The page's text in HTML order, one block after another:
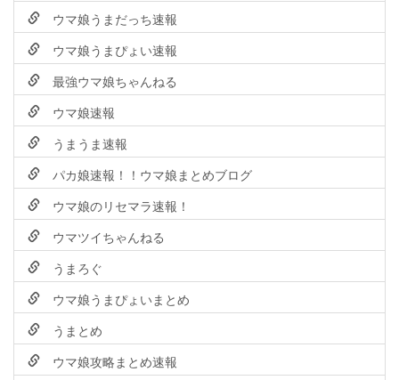
ウマ娘うまだっち速報
ウマ娘うまぴょい速報
最強ウマ娘ちゃんねる
ウマ娘速報
うまうま速報
パカ娘速報！！ウマ娘まとめブログ
ウマ娘のリセマラ速報！
ウマツイちゃんねる
うまろぐ
ウマ娘うまぴょいまとめ
うまとめ
ウマ娘攻略まとめ速報